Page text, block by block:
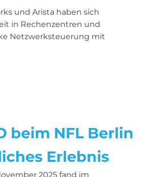
und Arista haben sich
in Rechenzentren und
Netzwerksteuerung mit
beim NFL Berlin
Erlebnis
2025 fand im